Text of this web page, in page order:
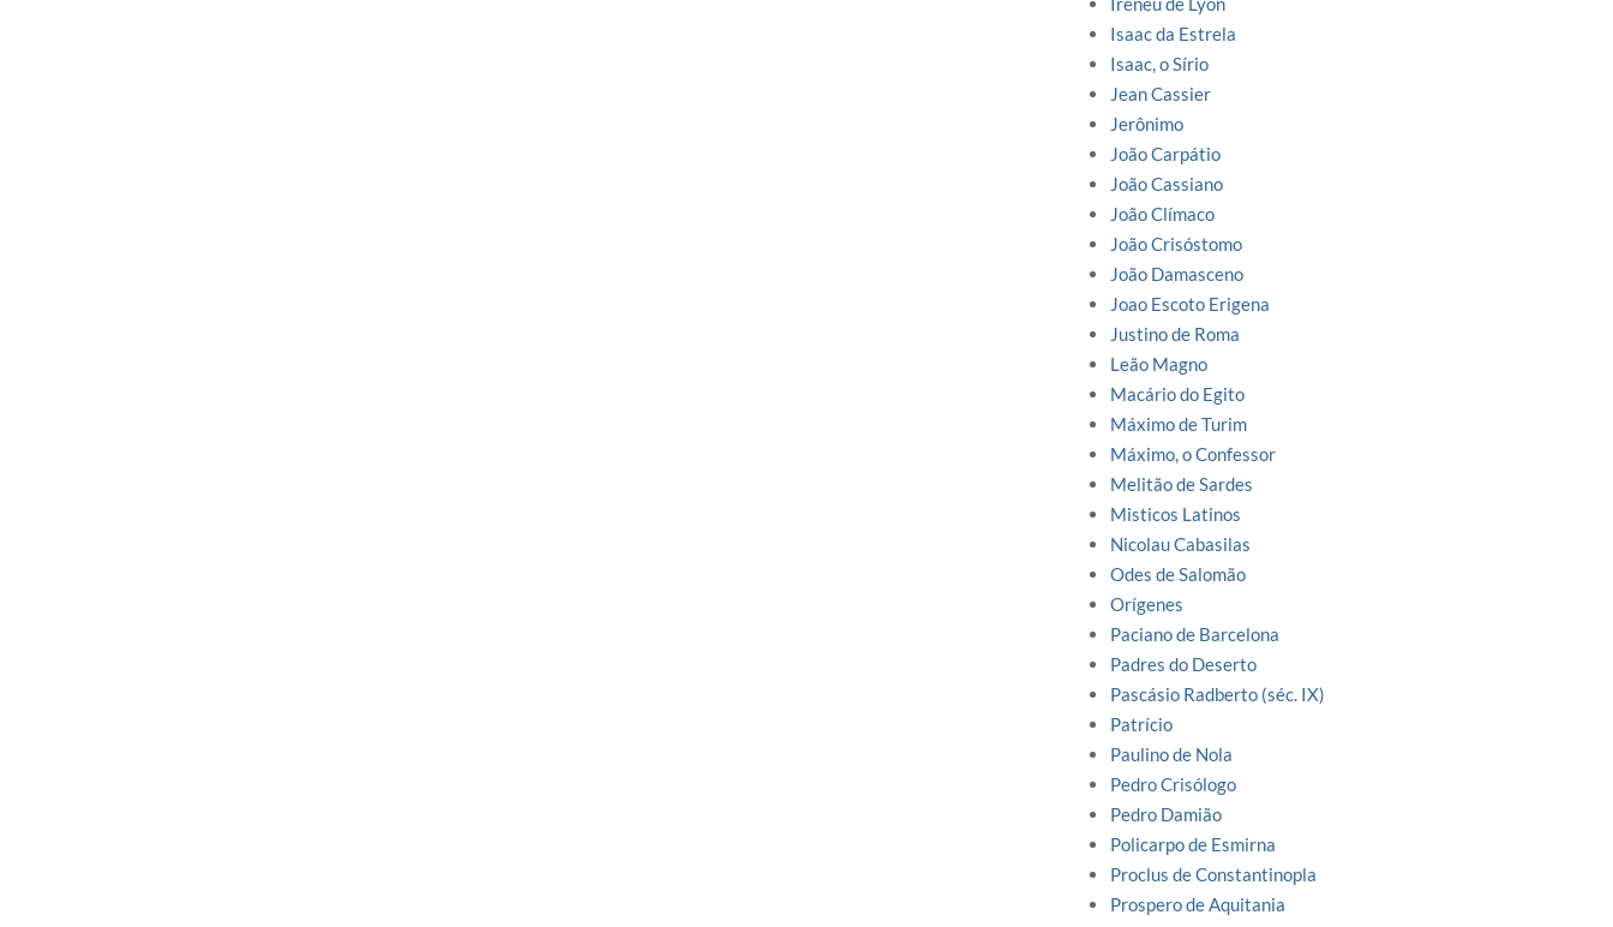
Isaac da Estrela
Isaac, o Sírio
Jean Cassier
Jerônimo
João Carpátio
João Cassiano
João Clímaco
João Crisóstomo
João Damasceno
Joao Escoto Erigena
Justino de Roma
Leão Magno
Macário do Egito
Máximo de Turim
Máximo, o Confessor
Melitão de Sardes
Misticos Latinos
Nicolau Cabasilas
Odes de Salomão
Orígenes
Paciano de Barcelona
Padres do Deserto
Pascásio Radberto (séc. IX)
Patrício
Paulino de Nola
Pedro Crisólogo
Pedro Damião
Policarpo de Esmirna
Proclus de Constantinopla
Prospero de Aquitania